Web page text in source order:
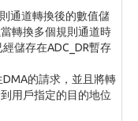
通道轉換後的數值儲
轉換多個規則通道時
儲存在ADC_DR暫存
的請求，並且將轉
用戶指定的目的地位